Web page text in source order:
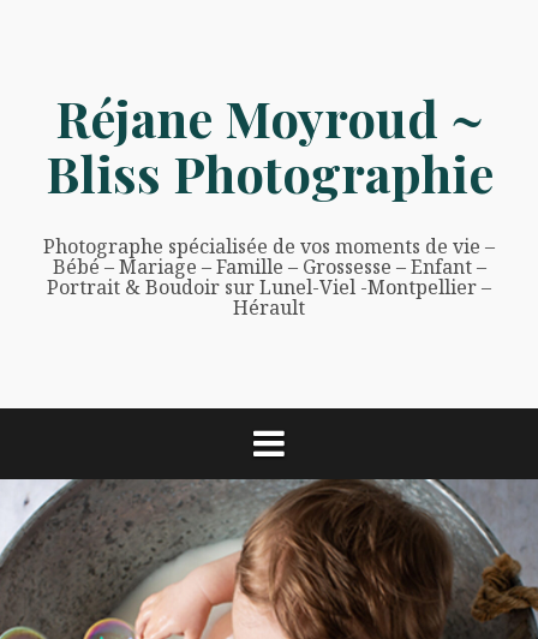
Réjane Moyroud ~
Bliss Photographie
Photographe spécialisée de vos moments de vie –
Bébé – Mariage – Famille – Grossesse – Enfant –
Portrait & Boudoir sur Lunel-Viel -Montpellier –
Hérault